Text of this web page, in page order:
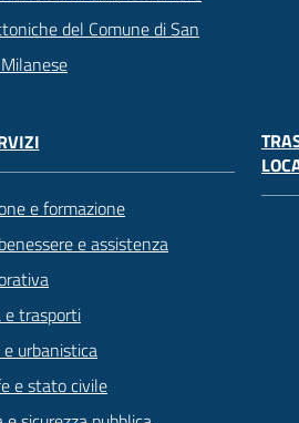
del Comune di San
e formazione
e assistenza
e trasporti
urbanistica
e stato civile